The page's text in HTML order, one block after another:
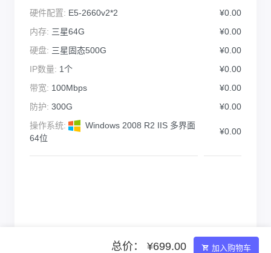
硬件配置: E5-2660v2*2
¥0.00
内存: 三星64G
¥0.00
硬盘: 三星固态500G
¥0.00
IP数量: 1个
¥0.00
带宽: 100Mbps
¥0.00
防护: 300G
¥0.00
操作系统:
Windows 2008 R2 IIS 多界面
64位
¥0.00
总价： ¥699.00 加入购物车